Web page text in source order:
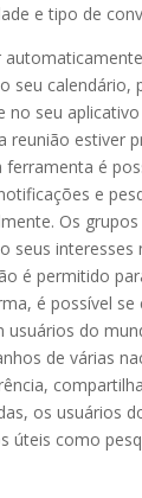
e tipo de
seu calendário,
no seu
reunião estiver
ferramenta é
e
Os
seus interesses
é permitido
é possível
usuários do
de várias
os usuários
úteis como